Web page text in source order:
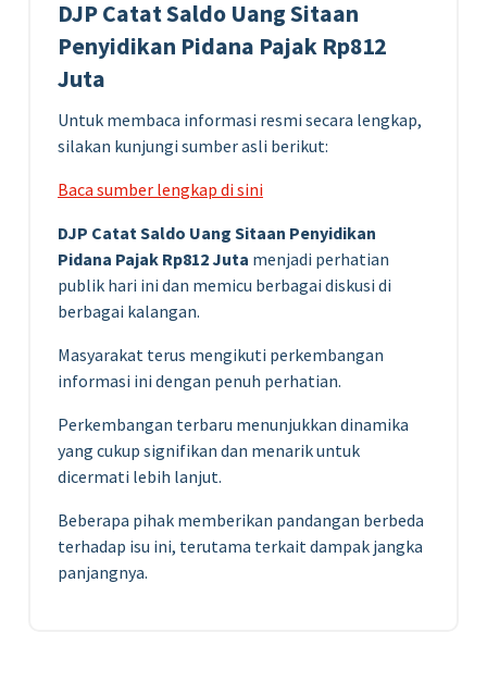
DJP Catat Saldo Uang Sitaan
Penyidikan Pidana Pajak Rp812
Juta
Untuk membaca informasi resmi secara lengkap,
silakan kunjungi sumber asli berikut:
Baca sumber lengkap di sini
DJP Catat Saldo Uang Sitaan Penyidikan
Pidana Pajak Rp812 Juta menjadi perhatian
publik hari ini dan memicu berbagai diskusi di
berbagai kalangan.
Masyarakat terus mengikuti perkembangan
informasi ini dengan penuh perhatian.
Perkembangan terbaru menunjukkan dinamika
yang cukup signifikan dan menarik untuk
dicermati lebih lanjut.
Beberapa pihak memberikan pandangan berbeda
terhadap isu ini, terutama terkait dampak jangka
panjangnya.